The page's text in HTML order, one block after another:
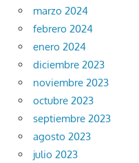
marzo 2024
febrero 2024
enero 2024
diciembre 2023
noviembre 2023
octubre 2023
septiembre 2023
agosto 2023
julio 2023